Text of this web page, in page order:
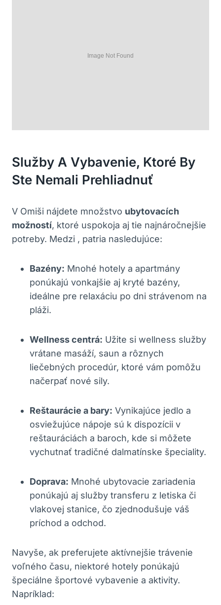
Služby A Vybavenie, Ktoré By
Ste Nemali Prehliadnuť
V Omiši nájdete množstvo ubytovacích
možností, ktoré uspokoja aj tie najnáročnejšie
potreby. Medzi , patria nasledujúce:
Bazény: Mnohé hotely a apartmány
ponúkajú vonkajšie aj kryté bazény,
ideálne pre relaxáciu po dni strávenom na
pláži.
Wellness centrá: Užite si wellness služby
vrátane masáží, saun a rôznych
liečebných procedúr, ktoré vám pomôžu
načerpať nové sily.
Reštaurácie a bary: Vynikajúce jedlo a
osviežujúce nápoje sú k dispozícii v
reštauráciách a baroch, kde si môžete
vychutnať tradičné dalmatínske špeciality.
Doprava: Mnohé ubytovacie zariadenia
ponúkajú aj služby transferu z letiska či
vlakovej stanice, čo zjednodušuje váš
príchod a odchod.
Navyše, ak preferujete aktívnejšie trávenie
voľného času, niektoré hotely ponúkajú
špeciálne športové vybavenie a aktivity.
Napríklad: